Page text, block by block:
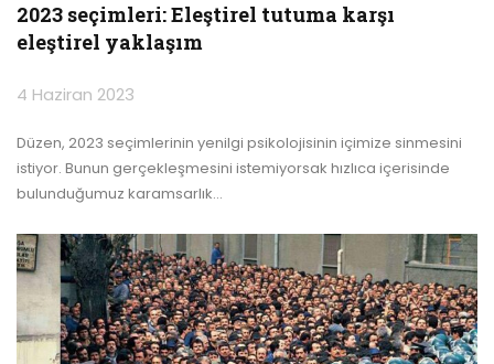
2023 seçimleri: Eleştirel tutuma karşı
eleştirel yaklaşım
4 Haziran 2023
Düzen, 2023 seçimlerinin yenilgi psikolojisinin içimize sinmesini
istiyor. Bunun gerçekleşmesini istemiyorsak hızlıca içerisinde
bulunduğumuz karamsarlık…